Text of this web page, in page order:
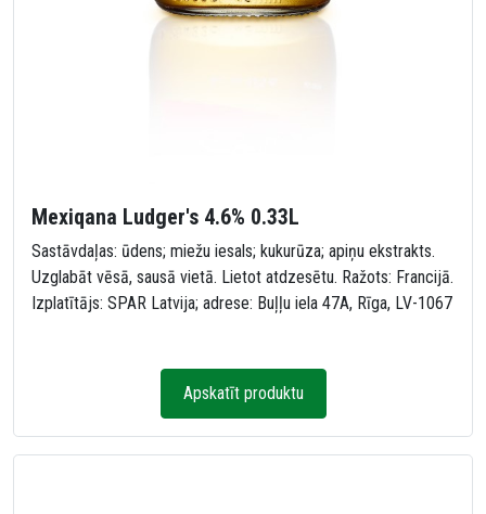
Mexiqana Ludger's 4.6% 0.33L
Sastāvdaļas: ūdens; miežu iesals; kukurūza; apiņu ekstrakts.
Uzglabāt vēsā, sausā vietā. Lietot atdzesētu. Ražots: Francijā.
Izplatītājs: SPAR Latvija; adrese: Buļļu iela 47A, Rīga, LV-1067
Apskatīt produktu